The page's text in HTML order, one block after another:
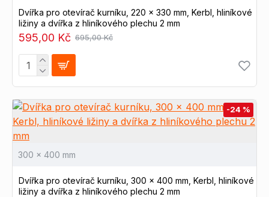
Dvířka pro otevírač kurníku, 220 x 330 mm, Kerbl, hliníkové
ližiny a dvířka z hliníkového plechu 2 mm
595,00 Kč 695,00 Kč
-24 %
300 x 400 mm
Dvířka pro otevírač kurníku, 300 x 400 mm, Kerbl, hliníkové
ližiny a dvířka z hliníkového plechu 2 mm